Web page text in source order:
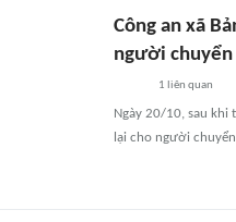
Công an xã
người chuyển
1 liên quan
Ngày 20/10, sau khi
lại cho người